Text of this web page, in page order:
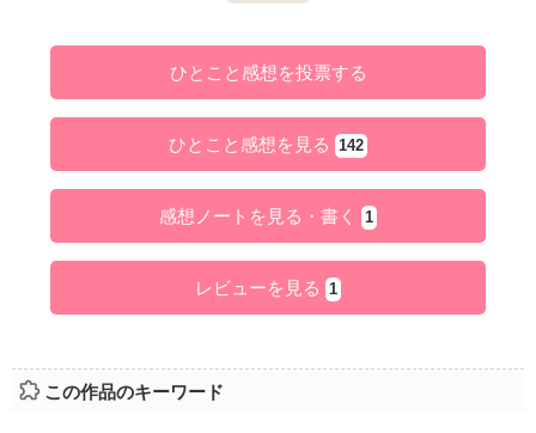
ひとこと感想を投票する
ひとこと感想を見る 142
感想ノートを見る・書く 1
レビューを見る 1
この作品のキーワード